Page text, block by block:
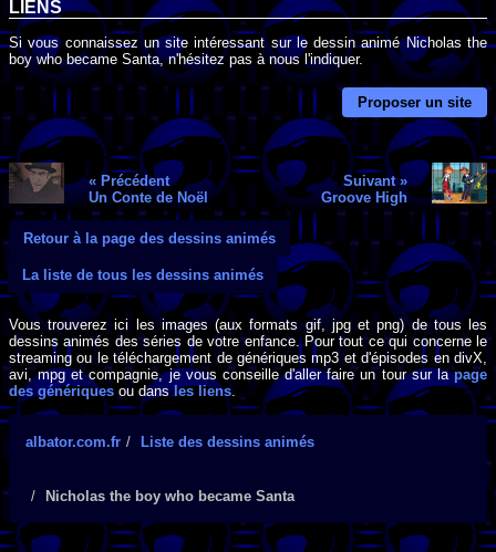
LIENS
Si vous connaissez un site intéressant sur le dessin animé Nicholas the
boy who became Santa, n'hésitez pas à nous l'indiquer.
Proposer un site
« Précédent
Un Conte de Noël
Suivant »
Groove High
Retour à la page des dessins animés
La liste de tous les dessins animés
Vous trouverez ici les images (aux formats gif, jpg et png) de tous les
dessins animés des séries de votre enfance. Pour tout ce qui concerne le
streaming ou le téléchargement de génériques mp3 et d'épisodes en divX,
avi, mpg et compagnie, je vous conseille d'aller faire un tour sur lapage
des génériques ou dansles liens.
albator.com.fr Liste des dessins animés
Nicholas the boy who became Santa